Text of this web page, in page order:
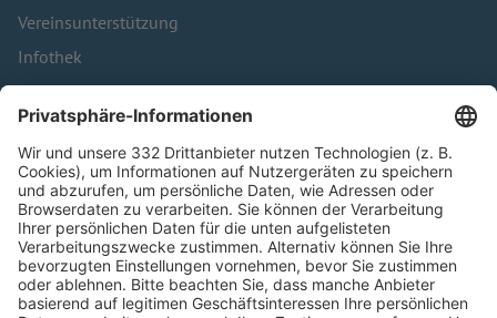
Vereinsunterstützung
Infothek
Kontakt
HÄUFIG BESUCHTE SEITEN
Pässe und Vereinswechsel
Trainerausbildung
Schulungsangebot Vereinsmitarbeiter
BFV-Geschäftsstellen